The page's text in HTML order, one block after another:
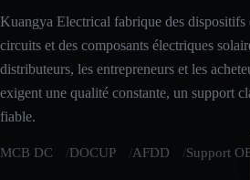
Kuangya Electrical fabrique des dispositifs
circuits et des composants électriques
distributeurs, les entrepreneurs et les
exigent une qualité constante, un support
fiable.
MCB DC DOCUP AFDD Support